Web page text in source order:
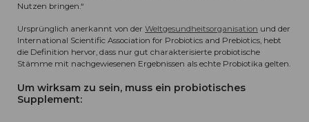
Nutzen bringen.“
Ursprünglich anerkannt von der Weltgesundheitsorganisation und der
International Scientific Association for Probiotics and Prebiotics, hebt
die Definition hervor, dass nur gut charakterisierte probiotische
Stämme mit nachgewiesenen Ergebnissen als echte Probiotika gelten.
Um wirksam zu sein, muss ein probiotisches
Supplement: